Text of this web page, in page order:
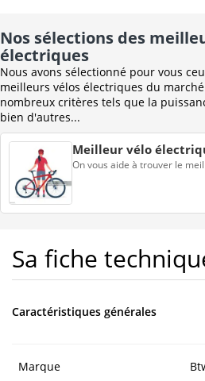
Nos sélections des
électriques
Nous avons sélectionné pour vous
meilleurs vélos électriques du
nombreux critères tels que la
bien d'autres...
Meilleur vélo
On vous aide à trouver le
Sa fiche
Caractéristiques générales
Marque